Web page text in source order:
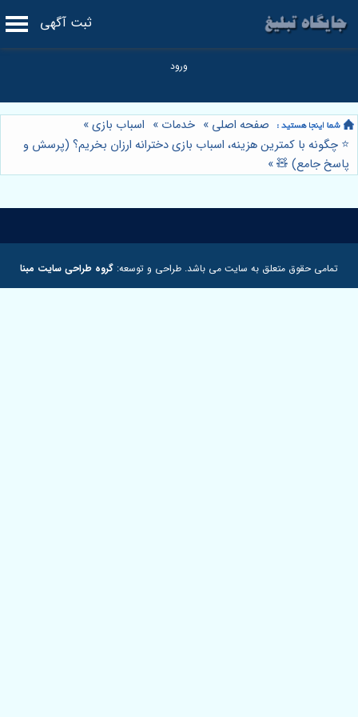
ثبت آگهی
صفحه اصلی » خدمات » اسباب بازی»
⭐️ چگونه با کمترین هزینه، اسباب بازی دخترانه ارزان بخریم؟ (پرسش و
پاسخ جامع) 🧸»
تمامی حقوق متعلق به سایت می باشد. طراحی و توسعه: گروه طراحی سایت مبنا